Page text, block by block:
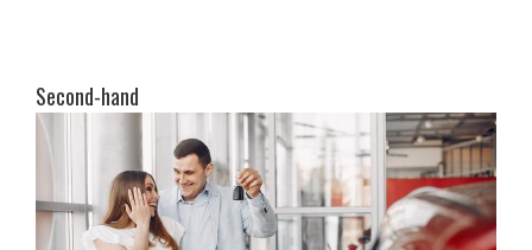
Second-hand